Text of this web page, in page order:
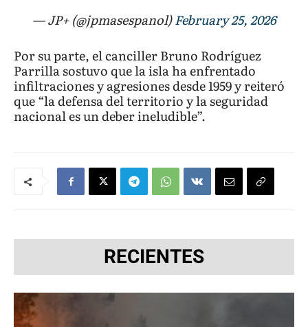
— JP+ (@jpmasespanol)February 25, 2026
Por su parte, el canciller Bruno Rodríguez
Parrilla sostuvo que la isla ha enfrentado
infiltraciones y agresiones desde 1959 y reiteró
que “la defensa del territorio y la seguridad
nacional es un deber ineludible”.
RECIENTES